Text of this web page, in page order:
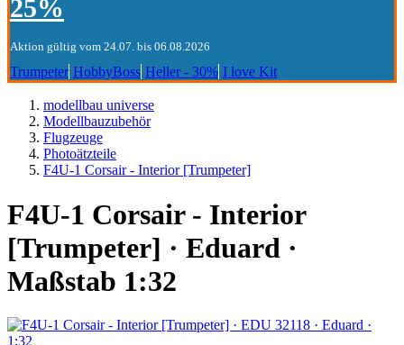
25%
Aktion gültig vom 24.07. bis 06.08.2026
Trumpeter HobbyBoss Heller - 30% I love Kit
modellbau universe
Modellbauzubehör
Flugzeuge
Photoätzteile
F4U-1 Corsair - Interior [Trumpeter]
F4U-1 Corsair - Interior
[Trumpeter] · Eduard ·
Maßstab 1:32